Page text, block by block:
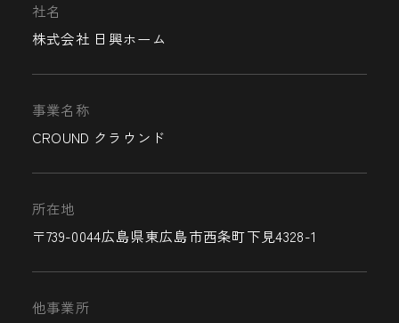
社名
株式会社 日興ホーム
事業名称
CROUND クラウンド
所在地
〒739-0044広島県東広島市西条町下見4328-1
他事業所